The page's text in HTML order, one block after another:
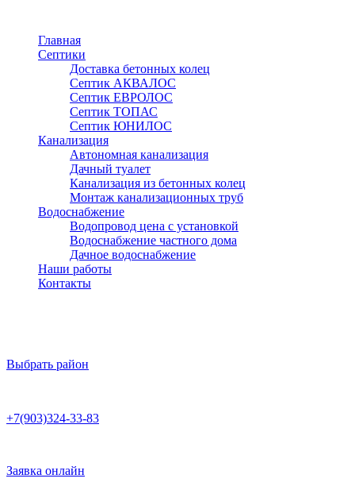
основному
содержанию
Главная
Септики
Доставка бетонных колец
Септик АКВАЛОС
Септик ЕВРОЛОС
Септик ТОПАС
Септик ЮНИЛОС
Канализация
Автономная канализация
Дачный туалет
Канализация из бетонных колец
Монтаж канализационных труб
Водоснабжение
Водопровод цена с установкой
Водоснабжение частного дома
Дачное водоснабжение
Наши работы
Контакты
Выбрать район
+7(903)324-33-83
Заявка онлайн